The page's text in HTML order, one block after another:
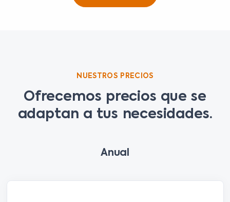
NUESTROS PRECIOS
Ofrecemos precios que se
adaptan a tus necesidades.
Anual